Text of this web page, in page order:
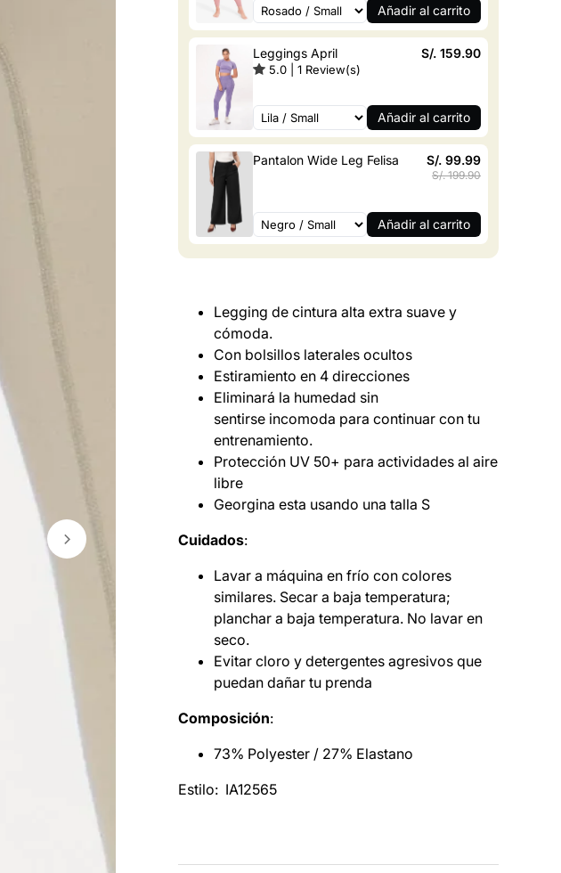
Añadir al carrito
Leggings April S/. 159.90
5.0 1 Review(s)
Añadir al carrito
Pantalon Wide Leg Felisa S/. 99.99
S/. 199.90
Añadir al carrito
Legging de cintura alta extra suave y
cómoda.
Con bolsillos laterales ocultos
Estiramiento en 4 direcciones
Eliminará la humedad sin
sentirse incomoda para continuar con tu
entrenamiento.
Protección UV 50+ para actividades al aire
libre
Georgina esta usando una talla S
Cuidados:
Lavar a máquina en frío con colores
similares. Secar a baja temperatura;
planchar a baja temperatura. No lavar en
seco.
Evitar cloro y detergentes agresivos que
puedan dañar tu prenda
Composición:
73% Polyester / 27% Elastano
Estilo: IA12565
10% OFF en tu
primera compra
¡Suscríbete! Recibe noticias de las
nuevas colecciones y promociones
exclusivas
QUIERO MI CUPÓN